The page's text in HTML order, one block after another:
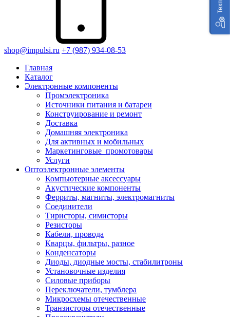
shop@impulsi.ru +7 (987) 934-08-53
Главная
Каталог
Электронные компоненты
Промэлектроника
Источники питания и батареи
Конструирование и ремонт
Доставка
Домашняя электроника
Для активных и мобильных
Маркетинговые_промотовары
Услуги
Оптоэлектронные элементы
Компьютерные аксессуары
Акустические компоненты
Ферриты, магниты, электромагниты
Соединители
Тиристоры, симисторы
Резисторы
Кабели, провода
Кварцы, фильтры, разное
Конденсаторы
Диоды, диодные мосты, стабилитроны
Установочные изделия
Силовые приборы
Переключатели, тумблера
Микросхемы отечественные
Транзисторы отечественные